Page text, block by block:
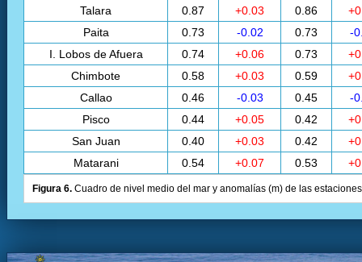
Talara 0.87 +0.03 0.86
Paita
0.73 -0.02 0.73
-
I. Lobos de Afuera
0.74 +0.06 0.73
Chimbote
0.58 +0.03 0.59
Callao
0.46 -0.03 0.45
-
Pisco
0.44 +0.05 0.42
San Juan
0.40 +0.03 0.42
Matarani
0.54 +0.07 0.53
Figura 6. Cuadro de nivel medio del mar y anomalías (m) de las